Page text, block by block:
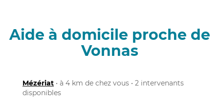
Aide à domicile proche de
Vonnas
Mézériat • à 4 km de chez vous • 2 intervenants
disponibles